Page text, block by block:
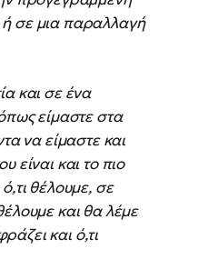
σε μια παραλλαγή
και σε ένα
είμαστε στα
να είμαστε και
είναι και το πιο
θέλουμε, σε
και θα λέμε
και ό,τι